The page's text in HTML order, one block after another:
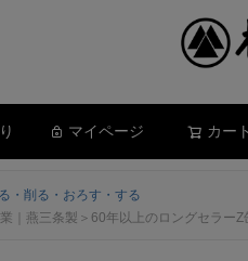
マイページ カート
・削る・おろす・する
｜燕三条製＞60年以上のロングセラ